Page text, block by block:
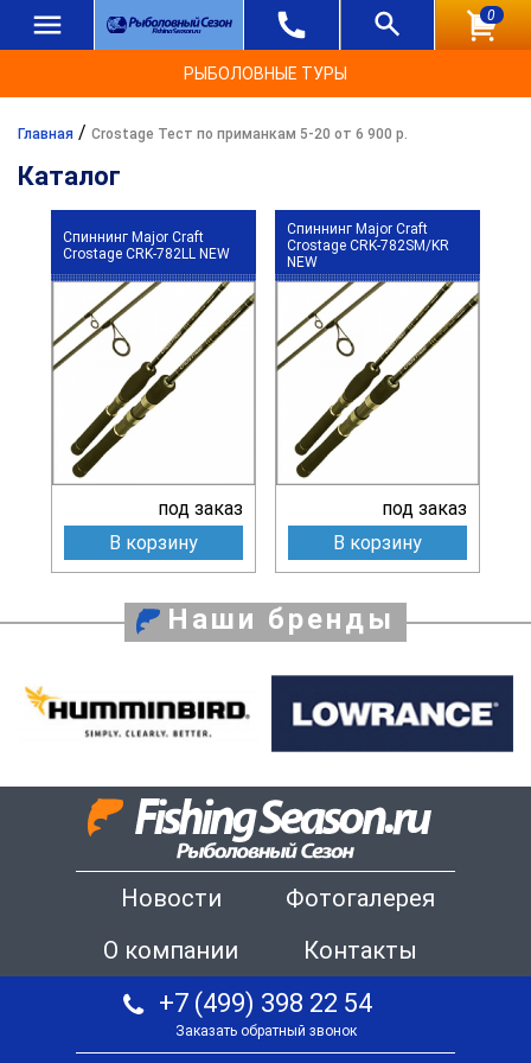
0
РЫБОЛОВНЫЕ ТУРЫ
Главная / Crostage Тест по приманкам 5-20 от 6 900 р.
Каталог
Спиннинг Major Craft
Crostage CRK-782LL NEW
под заказ
В корзину
Спиннинг Major Craft
Crostage CRK-782SM/KR
NEW
под заказ
В корзину
Наши бренды
Новости
Фотогалерея
О компании
Контакты
+7 (499) 398 22 54
Заказать обратный звонок